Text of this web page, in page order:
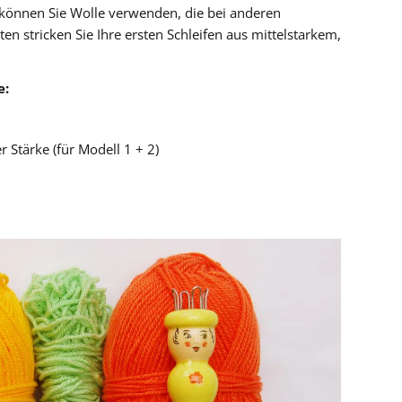
Sie Wolle verwenden, die bei anderen
stricken Sie Ihre ersten Schleifen aus mittelstarkem,
Stärke (für Modell 1 + 2)